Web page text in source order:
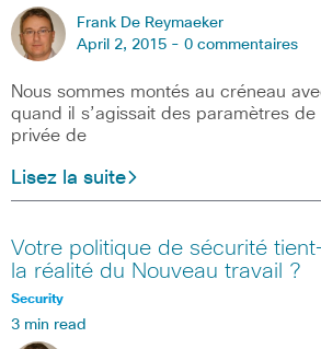
Frank De Reymaeker
April 2, 2015 - 0 commentaires
Nous sommes montés au créneau
quand il s’agissait des paramètres
privée de
Lisez la suite
Votre politique de sécurité
la réalité du Nouveau travail ?
Security
3 min read